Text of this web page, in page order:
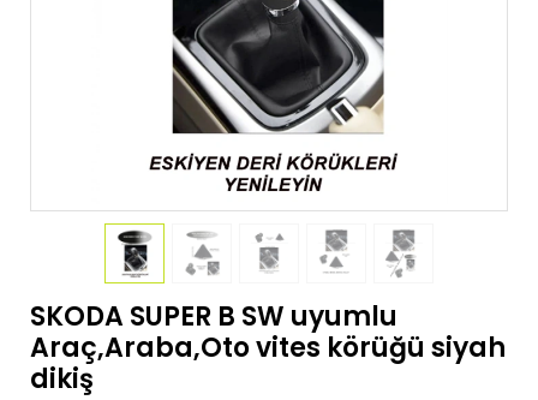
SKODA SUPER B SW uyumlu
Araç,Araba,Oto vites körüğü siyah
dikiş